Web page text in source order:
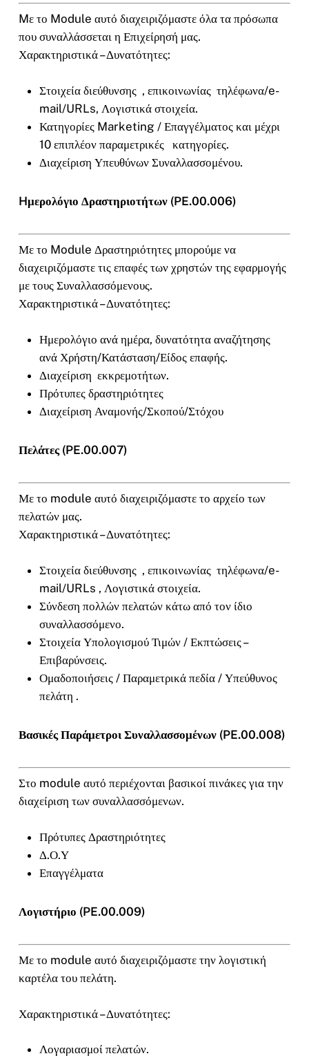
Mε το Module αυτό διαχειριζόμαστε όλα τα πρόσωπα
που συναλλάσσεται η Επιχείρησή μας.
Χαρακτηριστικά – Δυνατότητες:
Στοιχεία διεύθυνσης , επικοινωνίας τηλέφωνα/e-
mail/URLs, Λογιστικά στοιχεία.
Κατηγορίες Marketing / Επαγγέλματος και μέχρι
10 επιπλέον παραμετρικές κατηγορίες.
Διαχείριση Υπευθύνων Συναλλασσομένου.
Hμερολόγιο Δραστηριοτήτων (PE.00.006)
Με το Module Δραστηριότητες μπορούμε να
διαχειριζόμαστε τις επαφές των χρηστών της εφαρμογής
με τους Συναλλασσόμενους.
Χαρακτηριστικά – Δυνατότητες:
Ημερολόγιο ανά ημέρα, δυνατότητα αναζήτησης
ανά Χρήστη/Κατάσταση/Είδος επαφής.
Διαχείριση εκκρεμοτήτων.
Πρότυπες δραστηριότητες
Διαχείριση Αναμονής/Σκοπού/Στόχου
Πελάτες (PE.00.007)
Με το module αυτό διαχειριζόμαστε το αρχείο των
πελατών μας.
Χαρακτηριστικά – Δυνατότητες:
Στοιχεία διεύθυνσης , επικοινωνίας τηλέφωνα/e-
mail/URLs , Λογιστικά στοιχεία.
Σύνδεση πολλών πελατών κάτω από τον ίδιο
συναλλασσόμενο.
Στοιχεία Υπολογισμού Τιμών / Εκπτώσεις –
Επιβαρύνσεις.
Ομαδοποιήσεις / Παραμετρικά πεδία / Υπεύθυνος
πελάτη .
Βασικές Παράμετροι Συναλλασσομένων (PE.00.008)
Στο module αυτό περιέχονται βασικοί πινάκες για την
διαχείριση των συναλλασσόμενων.
Πρότυπες Δραστηριότητες
Δ.Ο.Υ
Επαγγέλματα
Λογιστήριο (PE.00.009)
Με το module αυτό διαχειριζόμαστε την λογιστική
καρτέλα του πελάτη.
Χαρακτηριστικά – Δυνατότητες:
Λογαριασμοί πελατών.